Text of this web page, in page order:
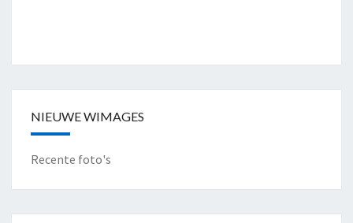
NIEUWE WIMAGES
Recente foto's